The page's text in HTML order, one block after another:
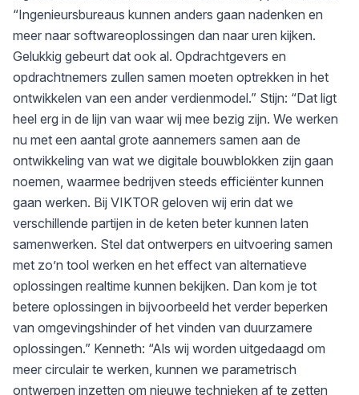
“Ingenieursbureaus kunnen anders gaan nadenken en
meer naar softwareoplossingen dan naar uren kijken.
Gelukkig gebeurt dat ook al. Opdrachtgevers en
opdrachtnemers zullen samen moeten optrekken in het
ontwikkelen van een ander verdienmodel.” Stijn: “Dat ligt
heel erg in de lijn van waar wij mee bezig zijn. We werken
nu met een aantal grote aannemers samen aan de
ontwikkeling van wat we digitale bouwblokken zijn gaan
noemen, waarmee bedrijven steeds efficiënter kunnen
gaan werken. Bij VIKTOR geloven wij erin dat we
verschillende partijen in de keten beter kunnen laten
samenwerken. Stel dat ontwerpers en uitvoering samen
met zo’n tool werken en het effect van alternatieve
oplossingen realtime kunnen bekijken. Dan kom je tot
betere oplossingen in bijvoorbeeld het verder beperken
van omgevingshinder of het vinden van duurzamere
oplossingen.” Kenneth: “Als wij worden uitgedaagd om
meer circulair te werken, kunnen we parametrisch
ontwerpen inzetten om nieuwe technieken af te zetten